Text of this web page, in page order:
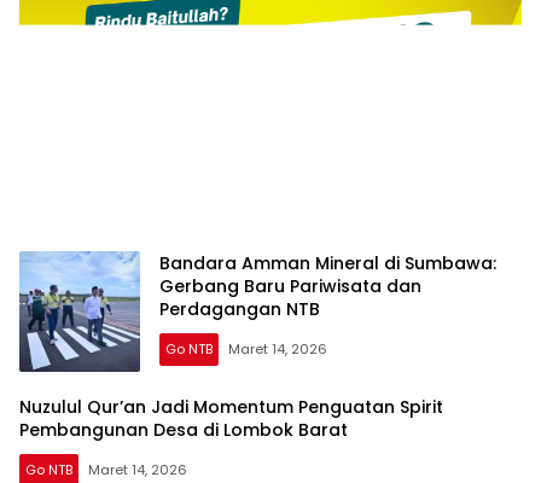
Bandara Amman Mineral di Sumbawa:
Gerbang Baru Pariwisata dan
Perdagangan NTB
Go NTB Maret 14, 2026
Nuzulul Qur’an Jadi Momentum Penguatan Spirit
Pembangunan Desa di Lombok Barat
Go NTB Maret 14, 2026